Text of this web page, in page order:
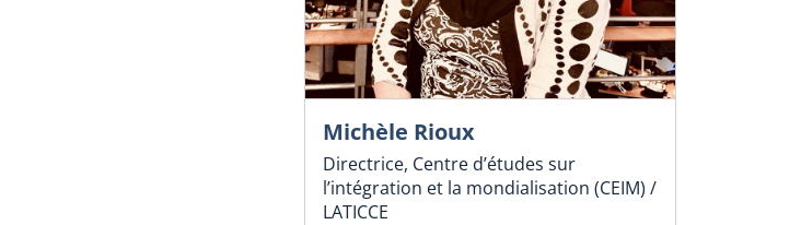
Michèle Rioux
Directrice, Centre d’études sur
l’intégration et la mondialisation (CEIM) /
LATICCE